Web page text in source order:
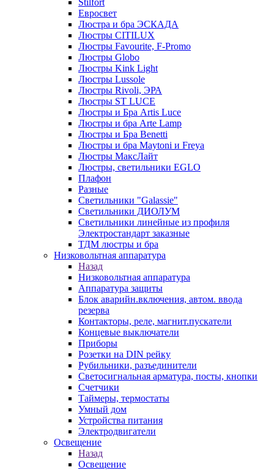
Stilfort
Евросвет
Люстра и бра ЭСКАДА
Люстры CITILUX
Люстры Favourite, F-Promo
Люстры Globo
Люстры Kink Light
Люстры Lussole
Люстры Rivoli, ЭРА
Люстры ST LUCE
Люстры и Бра Artis Luce
Люстры и бра Arte Lamp
Люстры и Бра Benetti
Люстры и бра Maytoni и Freya
Люстры МаксЛайт
Люстры, светильники EGLO
Плафон
Разные
Светильники "Galassie"
Светильники ДИОЛУМ
Светильники линейные из профиля
Электростандарт заказные
ТДМ люстры и бра
Низковольтная аппаратура
Назад
Низковольтная аппаратура
Аппаратура защиты
Блок аварийн.включения, автом. ввода
резерва
Контакторы, реле, магнит.пускатели
Концевые выключатели
Приборы
Розетки на DIN рейку
Рубильники, разъединители
Светосигнальная арматура, посты, кнопки
Счетчики
Таймеры, термостаты
Умный дом
Устройства питания
Электродвигатели
Освещение
Назад
Освещение